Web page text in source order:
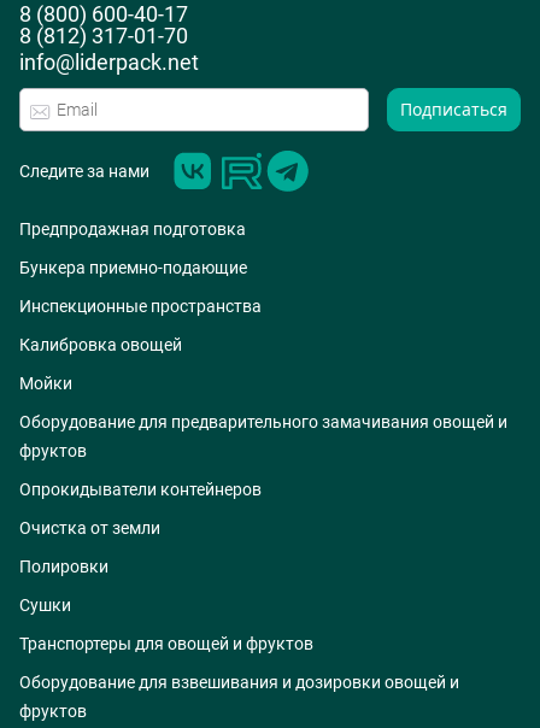
8 (800) 600-40-17
8 (812) 317-01-70
info@liderpack.net
Подписаться
Следите за нами
Предпродажная подготовка
Бункера приемно-подающие
Инспекционные пространства
Калибровка овощей
Мойки
Оборудование для предварительного замачивания овощей и
фруктов
Опрокидыватели контейнеров
Очистка от земли
Полировки
Сушки
Транспортеры для овощей и фруктов
Оборудование для взвешивания и дозировки овощей и
фруктов